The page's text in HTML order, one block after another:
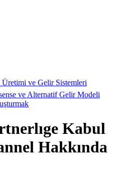
ve Gelir Sistemleri
ve Alternatif Gelir Modeli
Kabul
Hakkında